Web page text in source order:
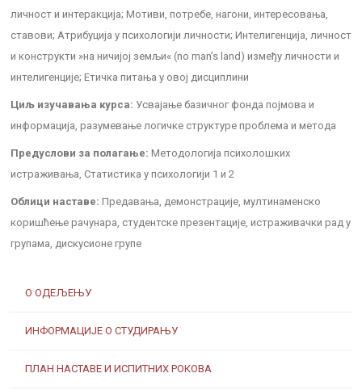
О ОДЕЉЕЊУ
ИНФОРМАЦИЈЕ О СТУДИРАЊУ
ПЛАН НАСТАВЕ И ИСПИТНИХ РОКОВА
личност и интеракција; Мотиви, потребе, нагони, интересовања,
ставови; Атрибуција у психологији личности; Интелигенција, личност
и конструкти »на ничијој земљи« (no man’s land) између личности и
интелигенције; Етичка питања у овој дисциплини
Циљ изучавања курса: Усвајање базичног фонда појмова и
информација, разумевање логичке структуре проблема и метода
Предуслови за полагање: Методологија психолошких
истраживања, Статистика у психологији 1 и 2
Облици наставе: Предавања, демонстрације, мултинаменско
коришћење рачунара, студентске презентације, истраживачки рад у
групама, дискусионе групе